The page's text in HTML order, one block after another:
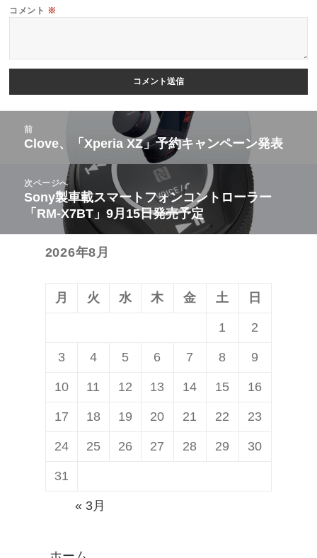
コメント ※
前
前
投
稿:
Clove、「Xperia XZ」予約キャンペーン発表
次ページへ
次
の
投
Sony製車載スマートフォンコントローラー
「RM-X7BT」9月15日発売予定
2026年8月
月 火 水 木 金 土 日
1 2
3 4 5 6 7 8 9
10 11 12 13 14 15 16
17 18 19 20 21 22 23
24 25 26 27 28 29 30
31
« 3月